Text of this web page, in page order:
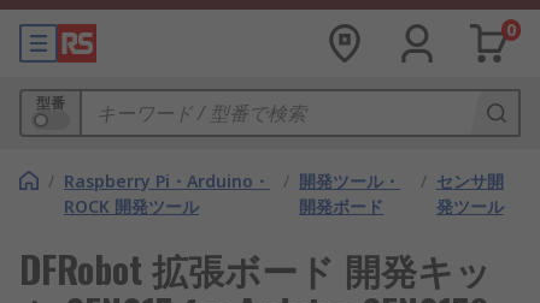
0
型番
/ Raspberry Pi・Arduino・
ROCK 開発ツール
/ 開発ツール・
開発ボード
/ センサ開
発ツール
DFRobot 拡張ボード 開発キッ